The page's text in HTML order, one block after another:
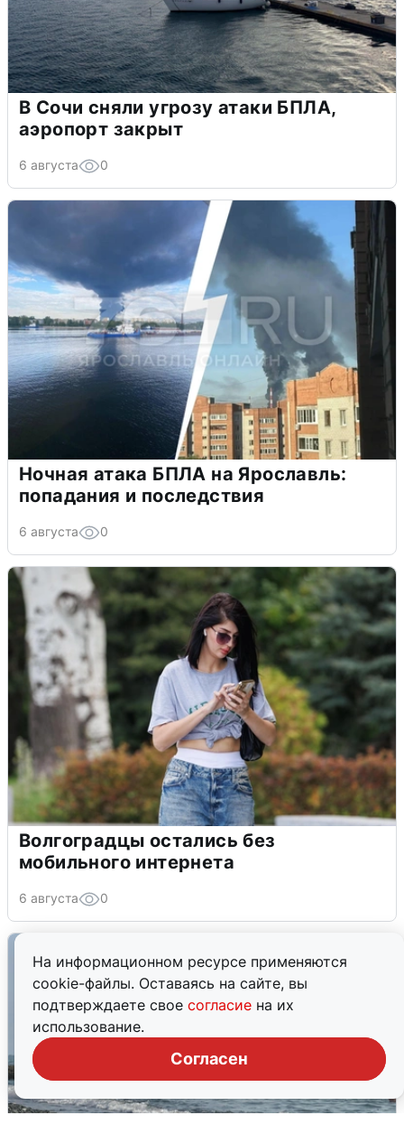
На информационном ресурсе применяются
cookie-файлы. Оставаясь на сайте, вы
подтверждаете свое согласие на их
использование.
Согласен
В Сочи сняли угрозу атаки БПЛА,
аэропорт закрыт
6 августа 0
Ночная атака БПЛА на Ярославль:
попадания и последствия
6 августа 0
Волгоградцы остались без
мобильного интернета
6 августа 0